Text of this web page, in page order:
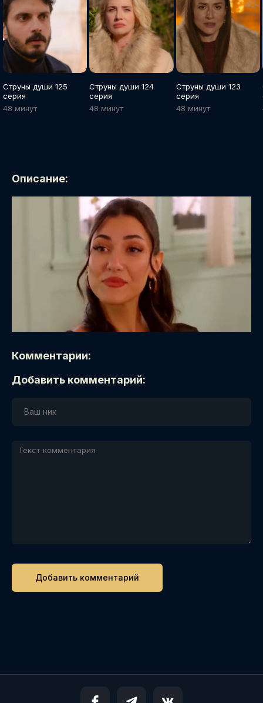
Струны души 125
серия
48 минут
Струны души 124
серия
48 минут
Струны души 123
серия
48 минут
Описание:
Комментарии:
Добавить комментарий: